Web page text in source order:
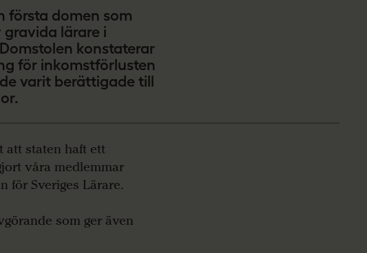
första domen som
lärare i
konstaterar
för inkomstförlusten
varit berättigade till
att staten haft ett
våra medlemmar
för Sveriges Lärare.
som ger även